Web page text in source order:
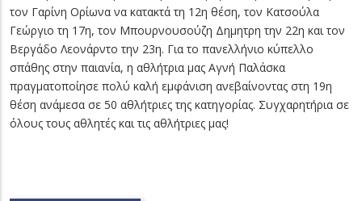
τον Γαρίνη Ορίωνα να κατακτά τη 12η θέση, τον Κατσούλα
Γεώργιο τη 17η, τον Μπουρνουσούζη Δημητρη την 22η και τον
Βεργάδο Λεονάρντο την 23η. Για το πανελλήνιο κύπελλο
σπάθης στην παιανία, η αθλήτρια μας Αγνή Παλάσκα
πραγματοποίησε πολύ καλή εμφάνιση ανεβαίνοντας στη 19η
θέση ανάμεσα σε 50 αθλήτριες της κατηγορίας. Συγχαρητήρια σε
όλους τους αθλητές και τις αθλήτριες μας!